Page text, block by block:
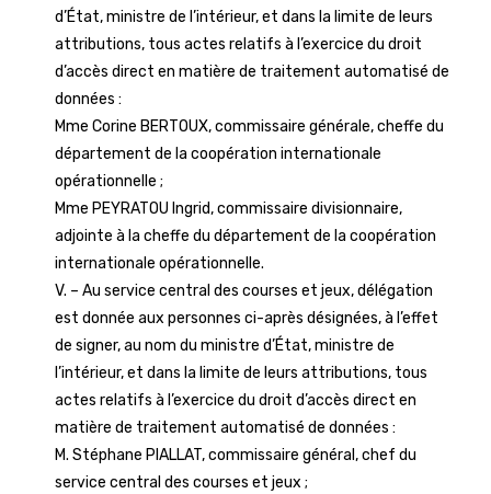
d’État, ministre de l’intérieur, et dans la limite de leurs
attributions, tous actes relatifs à l’exercice du droit
d’accès direct en matière de traitement automatisé de
données :
Mme Corine BERTOUX, commissaire générale, cheffe du
département de la coopération internationale
opérationnelle ;
Mme PEYRATOU Ingrid, commissaire divisionnaire,
adjointe à la cheffe du département de la coopération
internationale opérationnelle.
V. – Au service central des courses et jeux, délégation
est donnée aux personnes ci-après désignées, à l’effet
de signer, au nom du ministre d’État, ministre de
l’intérieur, et dans la limite de leurs attributions, tous
actes relatifs à l’exercice du droit d’accès direct en
matière de traitement automatisé de données :
M. Stéphane PIALLAT, commissaire général, chef du
service central des courses et jeux ;